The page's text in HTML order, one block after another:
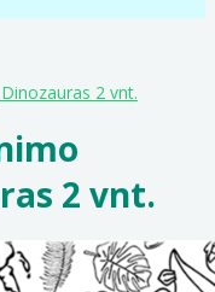
2 vnt.
2 vnt.